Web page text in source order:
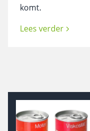
komt.
Lees verder